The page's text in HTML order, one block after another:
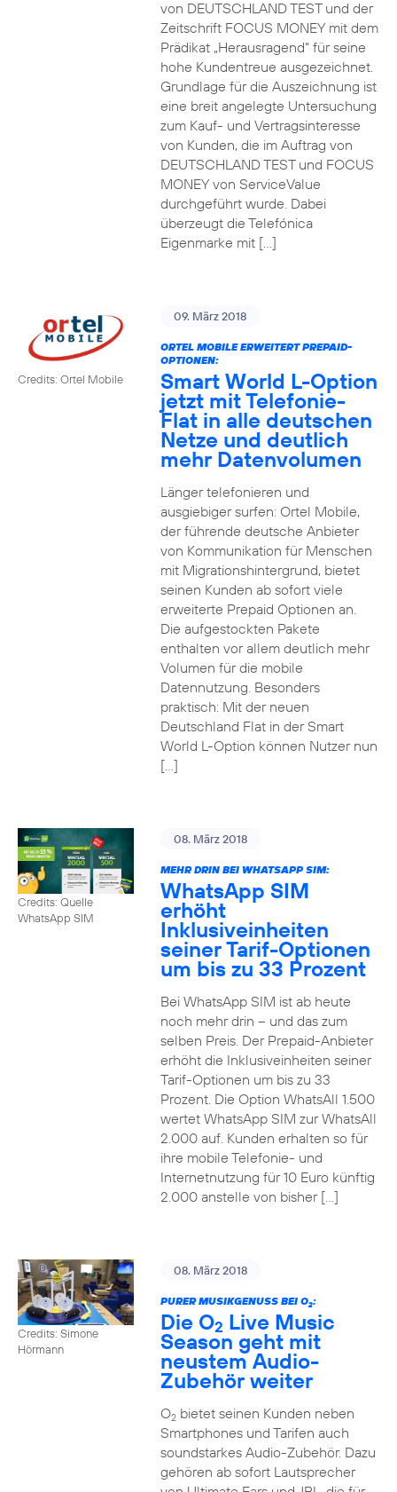
von DEUTSCHLAND TEST und der
Zeitschrift FOCUS MONEY mit dem
Prädikat „Herausragend“ für seine
hohe Kundentreue ausgezeichnet.
Grundlage für die Auszeichnung ist
eine breit angelegte Untersuchung
zum Kauf- und Vertragsinteresse
von Kunden, die im Auftrag von
DEUTSCHLAND TEST und FOCUS
MONEY von ServiceValue
durchgeführt wurde. Dabei
überzeugt die Telefónica
Eigenmarke mit […]
Credits: Ortel Mobile
09. März 2018
ORTEL MOBILE ERWEITERT PREPAID-
OPTIONEN:
Smart World L-Option
jetzt mit Telefonie-
Flat in alle deutschen
Netze und deutlich
mehr Datenvolumen
Länger telefonieren und
ausgiebiger surfen: Ortel Mobile,
der führende deutsche Anbieter
von Kommunikation für Menschen
mit Migrationshintergrund, bietet
seinen Kunden ab sofort viele
erweiterte Prepaid Optionen an.
Die aufgestockten Pakete
enthalten vor allem deutlich mehr
Volumen für die mobile
Datennutzung. Besonders
praktisch: Mit der neuen
Deutschland Flat in der Smart
World L-Option können Nutzer nun
[…]
Credits: Quelle
WhatsApp SIM
08. März 2018
MEHR DRIN BEI WHATSAPP SIM:
WhatsApp SIM
erhöht
Inklusiveinheiten
seiner Tarif-Optionen
um bis zu 33 Prozent
Bei WhatsApp SIM ist ab heute
noch mehr drin – und das zum
selben Preis. Der Prepaid-Anbieter
erhöht die Inklusiveinheiten seiner
Tarif-Optionen um bis zu 33
Prozent. Die Option WhatsAll 1.500
wertet WhatsApp SIM zur WhatsAll
2.000 auf. Kunden erhalten so für
ihre mobile Telefonie- und
Internetnutzung für 10 Euro künftig
2.000 anstelle von bisher […]
Credits: Simone
Hörmann
08. März 2018
PURER MUSIKGENUSS BEI O2:
Die O2 Live Music
Season geht mit
neustem Audio-
Zubehör weiter
O2bietet seinen Kunden neben
Smartphones und Tarifen auch
soundstarkes Audio-Zubehör. Dazu
gehören ab sofort Lautsprecher